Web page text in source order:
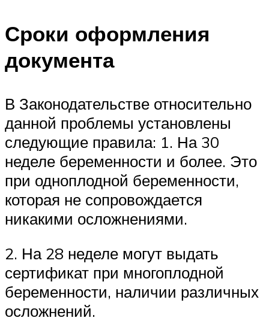
Сроки оформления
документа
В Законодательстве относительно
данной проблемы установлены
следующие правила: 1. На 30
неделе беременности и более. Это
при одноплодной беременности,
которая не сопровождается
никакими осложнениями.
2. На 28 неделе могут выдать
сертификат при многоплодной
беременности, наличии различных
осложнений.